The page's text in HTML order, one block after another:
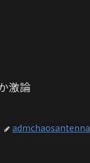
激論
admchaosantenna